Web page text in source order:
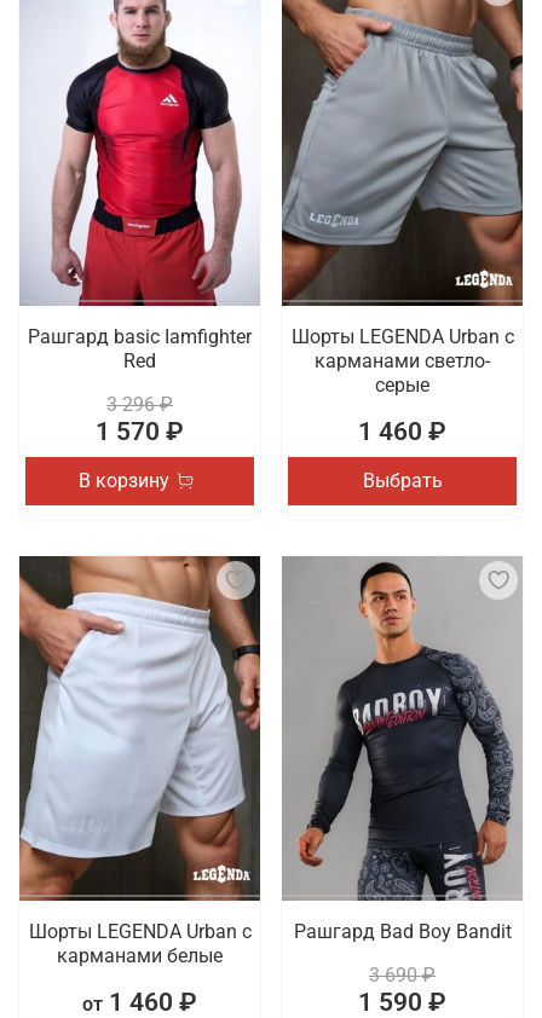
Рашгард basic Iamfighter
Red
3 296 ₽
1 570 ₽
В корзину
Шорты LEGENDA Urban c
карманами светло-
серые
1 460 ₽
Выбрать
Шорты LEGENDA Urban c
карманами белые
от 1 460 ₽
Рашгард Bad Boy Bandit
3 690 ₽
1 590 ₽